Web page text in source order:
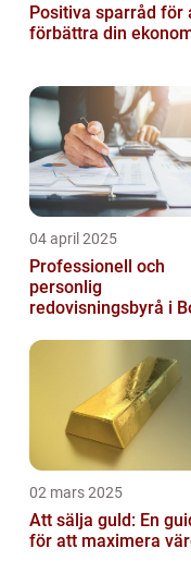
Positiva sparråd för
förbättra din
04 april 2025
Professionell och
personlig
redovisningsbyrå i
02 mars 2025
Att sälja guld: En
för att maximera